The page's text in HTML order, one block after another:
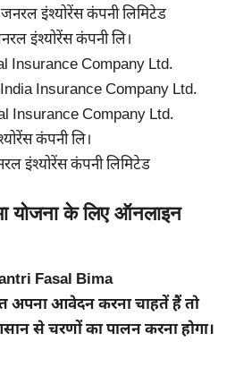
इंश्योरेंस कंपनी लिमिटेड
इंश्योरेंस कंपनी लि।
Insurance Company Ltd.
Insurance Company Ltd.
Insurance Company Ltd.
कंपनी लि।
इंश्योरेंस कंपनी लिमिटेड
योजना के लिए ऑनलाइन
Fasal Bima
अपना आवेदन करना चाहतें हैं तो
से चरणों का पालन करना होगा।